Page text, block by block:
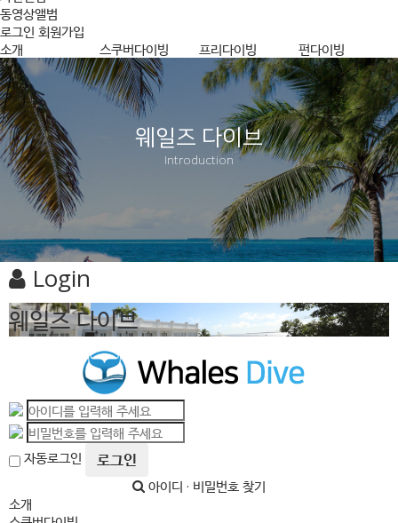
동영상앨범
로그인 회원가입
소개
스쿠버다이빙 프리다이빙 펀다이빙
웨일즈 다이브
Introduction
Login
웨일즈 다이브
자동로그인 로그인
아이디 · 비밀번호 찾기
소개